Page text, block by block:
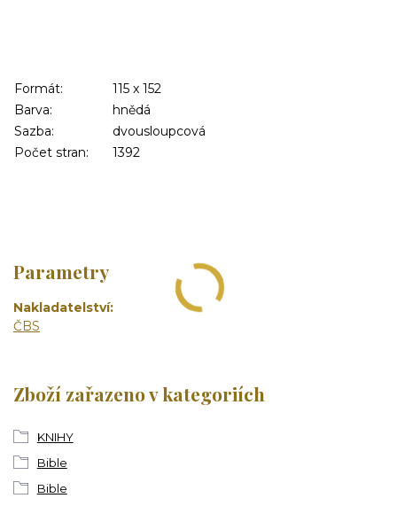
Formát:
115 x 152
Barva:
hnědá
Sazba:
dvousloupcová
Počet stran:
1392
Parametry
Nakladatelství
ČBS
Zboží zařazeno v kategoriích
KNIHY
Bible
Bible